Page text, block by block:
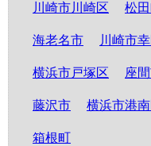
川崎市川崎区 松
海老名市 川崎市
横浜市戸塚区 座
藤沢市 横浜市港
箱根町